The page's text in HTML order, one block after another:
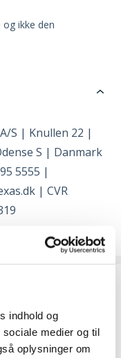
indhold og
medier og til
oplysninger om
ikke den
S | Knullen 22 |
S | Danmark
5555 |
| CVR
49